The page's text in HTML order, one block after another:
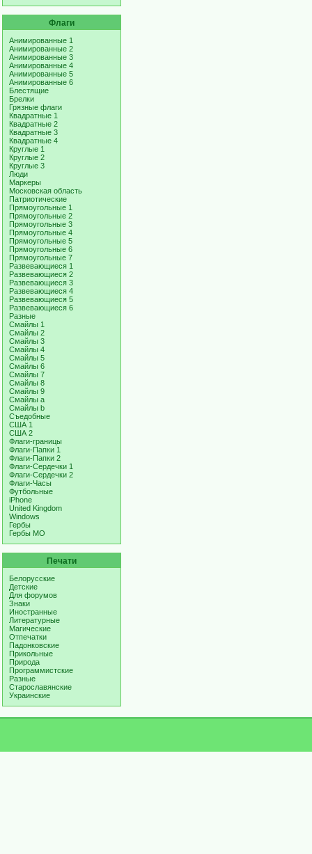
Флаги
Анимированные 1
Анимированные 2
Анимированные 3
Анимированные 4
Анимированные 5
Анимированные 6
Блестящие
Брелки
Грязные флаги
Квадратные 1
Квадратные 2
Квадратные 3
Квадратные 4
Круглые 1
Круглые 2
Круглые 3
Люди
Маркеры
Московская область
Патриотические
Прямоугольные 1
Прямоугольные 2
Прямоугольные 3
Прямоугольные 4
Прямоугольные 5
Прямоугольные 6
Прямоугольные 7
Развевающиеся 1
Развевающиеся 2
Развевающиеся 3
Развевающиеся 4
Развевающиеся 5
Развевающиеся 6
Разные
Смайлы 1
Смайлы 2
Смайлы 3
Смайлы 4
Смайлы 5
Смайлы 6
Смайлы 7
Смайлы 8
Смайлы 9
Смайлы a
Смайлы b
Съедобные
США 1
США 2
Флаги-границы
Флаги-Папки 1
Флаги-Папки 2
Флаги-Сердечки 1
Флаги-Сердечки 2
Флаги-Часы
Футбольные
iPhone
United Kingdom
Windows
Гербы
Гербы МО
Печати
Белорусские
Детские
Для форумов
Знаки
Иностранные
Литературные
Магические
Отпечатки
Падонковские
Прикольные
Природа
Программистские
Разные
Старославянские
Украинские